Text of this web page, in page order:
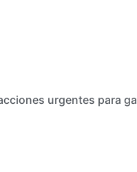
urgentes para